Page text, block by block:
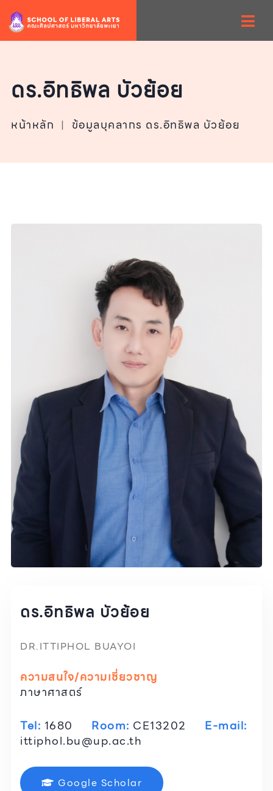
ดร.อิทธิพล บัวย้อย
หน้าหลัก | ข้อมูลบุคลากร ดร.อิทธิพล บัวย้อย
ดร.อิทธิพล บัวย้อย
DR.ITTIPHOL BUAYOI
ความสนใจ/ความเชี่ยวชาญ
ภาษาศาสตร์
Tel: 1680 Room: CE13202 E-mail:
ittiphol.bu@up.ac.th
Google Scholar